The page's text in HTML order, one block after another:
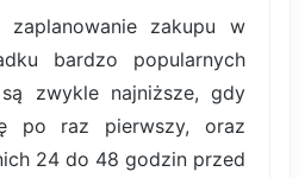
zakupu w
bardzo popularnych
zwykle najniższe, gdy
po raz pierwszy, oraz
24 do 48 godzin przed